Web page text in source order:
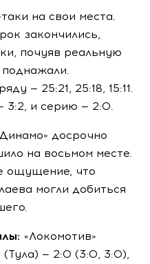
на свои места.
закончились,
почуяв реальную
поднажали.
— 25:21, 25:18, 15:11.
3:2, и серию — 2:0.
досрочно
на восьмом месте.
ощущение, что
могли добиться
«Локомотив»
(Тула) — 2:0 (3:0, 3:0),